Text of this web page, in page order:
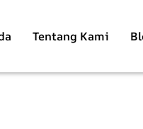
Tentang Kami